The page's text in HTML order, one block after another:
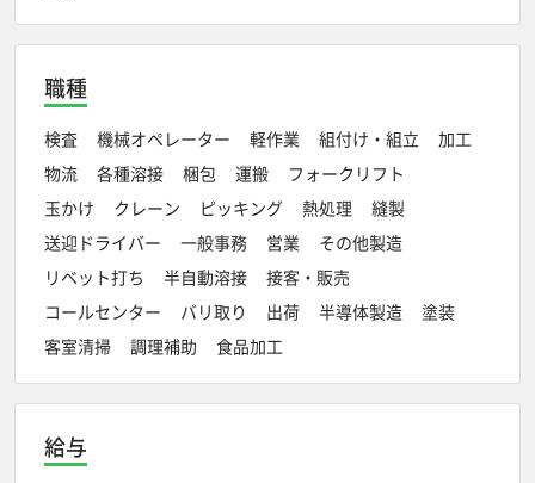
職種
検査 機械オペレーター 軽作業 組付け・組立
加工
物流
各種溶接 梱包 運搬
フォークリフト
玉かけ
クレーン ピッキング 熱処理
縫製
送迎ドライバー
一般事務 営業
その他製造
リベット打ち
半自動溶接
接客・販売
コールセンター
バリ取り 出荷 半導体製造
塗装
客室清掃
調理補助 食品加工
給与